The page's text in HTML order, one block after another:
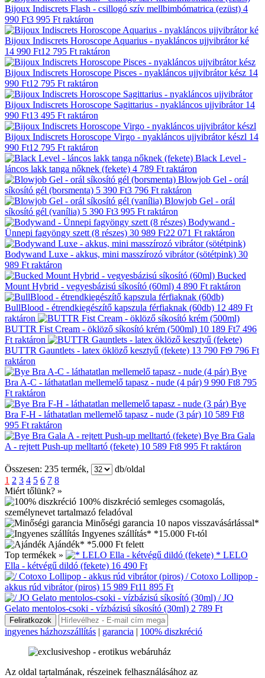
Bijoux Indiscrets Flash - csillogó szív mellbimbómatrica (ezüst) 4
990 Ft3 995 Ft raktáron
Bijoux Indiscrets Horoscope Aquarius - nyakláncos ujjvibrátor ké
14 990 Ft12 795 Ft raktáron
Bijoux Indiscrets Horoscope Pisces - nyakláncos ujjvibrátor kész 14
990 Ft12 795 Ft raktáron
Bijoux Indiscrets Horoscope Sagittarius - nyakláncos ujjvibrátor 14
990 Ft13 495 Ft raktáron
Bijoux Indiscrets Horoscope Virgo - nyakláncos ujjvibrátor készl 14
990 Ft12 795 Ft raktáron
Black Level -
láncos lakk tanga nőknek (fekete) 4 789 Ft raktáron
Blowjob Gel - orál
síkosító gél (borsmenta) 5 390 Ft3 796 Ft raktáron
Blowjob Gel - orál
síkosító gél (vanília) 5 390 Ft3 995 Ft raktáron
Bodywand -
Ünnepi fagyöngy szett (8 részes) 30 989 Ft22 071 Ft raktáron
Bodywand Luxe - akkus, mini masszírozó vibrátor (sötétpink) 30
989 Ft raktáron
Bucked
Mount Hybrid - vegyesbázisú síkosító (60ml) 4 890 Ft raktáron
BullBlood - étrendkiegészítő kapszula férfiaknak (60db) 12 489 Ft
raktáron
BUTTR Fist Cream - öklöző síkosító krém (500ml) 10 189 Ft7 496
Ft raktáron
BUTTR Gauntlets - latex öklöző kesztyű (fekete) 13 790 Ft9 796 Ft
raktáron
Bye
Bra A-C - láthatatlan mellemelő tapasz - nude (4 pár) 9 990 Ft8 795
Ft raktáron
Bye
Bra F-H - láthatatlan mellemelő tapasz - nude (3 pár) 10 589 Ft8
995 Ft raktáron
Bye Bra Gala
A - rejtett Push-up melltartó (fekete) 10 589 Ft8 995 Ft raktáron
Összesen: 235 termék,
db/oldal
1 2 3 4 5 6 7 8
Miért tőlünk? »
100% diszkréció semleges csomagolás,
személynevet tartalmazó feladóval
Minőségi garancia 10 napos visszavásárlással*
Ingyenes szállítás* *15.000 Ft-tól
Ajándék* *5.000 Ft felett
Top termékek »
* LELO
Ella - kétvégű dildó (fekete) 16 490 Ft
/ Cotoxo Lollipop -
akkus rúd vibrátor (piros) 15 989 Ft11 895 Ft
/ JO
Gelato mentolos-csoki - vízbázisú síkosító (30ml) 2 789 Ft
ingyenes házhozszállítás | garancia | 100% diszkréció
Az oldal tartalmának, részeinek felhasználásához az